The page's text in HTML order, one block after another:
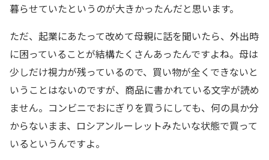
暮らせていたというのが大きかったんだと思います。
ただ、起業にあたって改めて母親に話を聞いたら、外出時
に困っていることが結構たくさんあったんですよね。母は
少しだけ視力が残っているので、買い物が全くできないと
いうことはないのですが、商品に書かれている文字が読め
ません。コンビニでおにぎりを買うにしても、何の具か分
からないまま、ロシアンルーレットみたいな状態で買って
いるというんですよ。